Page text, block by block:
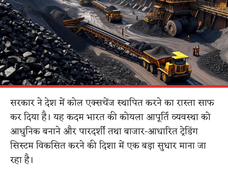
सरकार ने देश में कोल एक्सचेंज स्थापित करने का रास्ता साफ
कर दिया है। यह कदम भारत की कोयला आपूर्ति व्यवस्था को
आधुनिक बनाने और पारदर्शी तथा बाजार-आधारित ट्रेडिंग
सिस्टम विकसित करने की दिशा में एक बड़ा सुधार माना जा
रहा है।